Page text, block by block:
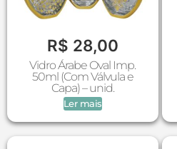
R$ 28,00
Vidro Árabe Oval Imp.
50ml (Com Válvula e
Capa) – unid.
Ler mais